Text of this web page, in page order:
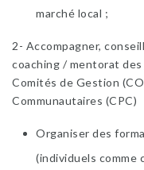
marché local ;
2- Accompagner,
coaching / mentorat
Comités de Gestion
Communautaires (CPC)
Organiser des
(individuels comme